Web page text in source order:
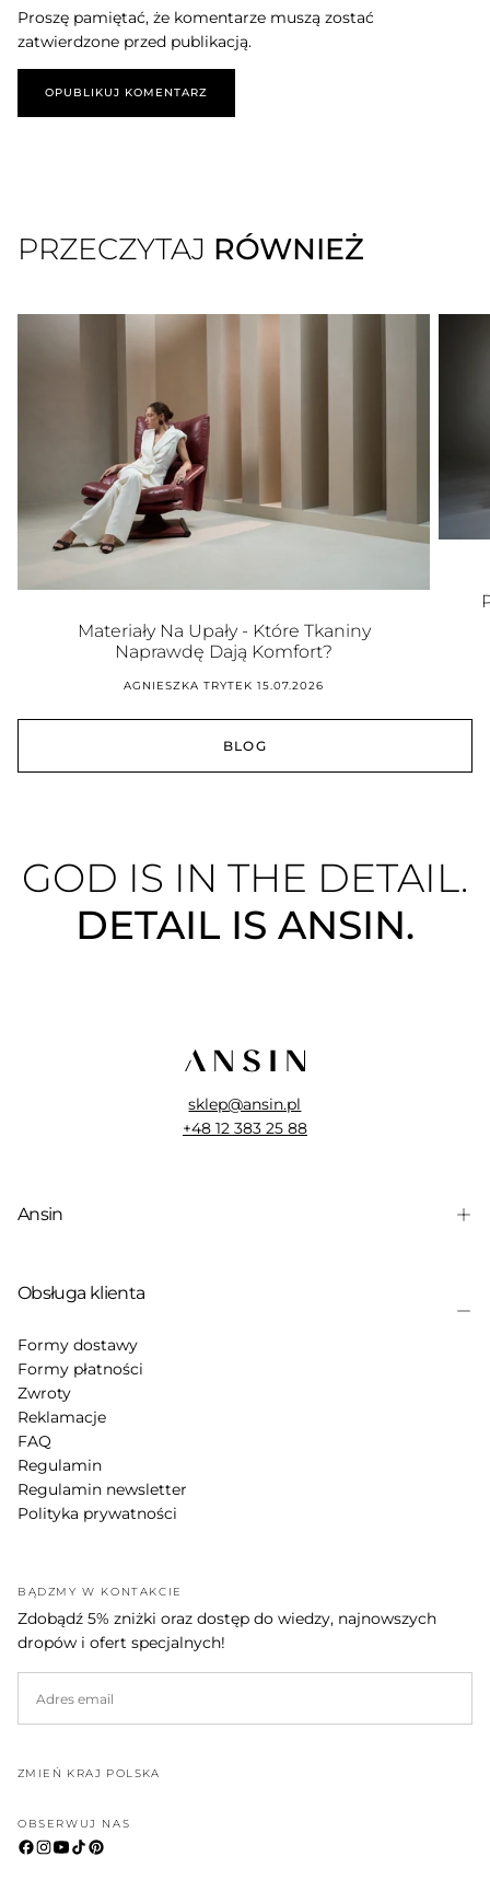
Proszę pamiętać, że komentarze muszą zostać
zatwierdzone przed publikacją.
OPUBLIKUJ KOMENTARZ
PRZECZYTAJ RÓWNIEŻ
Materiały Na Upały - Które Tkaniny
Naprawdę Dają Komfort?
AGNIESZKA TRYTEK 15.07.2026
BLOG
GOD IS IN THE DETAIL.
DETAIL IS ANSIN.
sklep@ansin.pl
+48 12 383 25 88
Ansin
Obsługa klienta
Formy dostawy
Formy płatności
Zwroty
Reklamacje
FAQ
Regulamin
Regulamin newsletter
Polityka prywatności
BĄDŹMY W KONTAKCIE
Zdobądź 5% zniżki oraz dostęp do wiedzy, najnowszych
dropów i ofert specjalnych!
ZMIEŃ KRAJ POLSKA
OBSERWUJ NAS